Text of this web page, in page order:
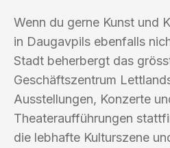
Wenn du gerne Kunst und
in Daugavpils ebenfalls
Stadt beherbergt das
Geschäftszentrum
Ausstellungen, Konzerte
Theateraufführungen
die lebhafte Kulturszene